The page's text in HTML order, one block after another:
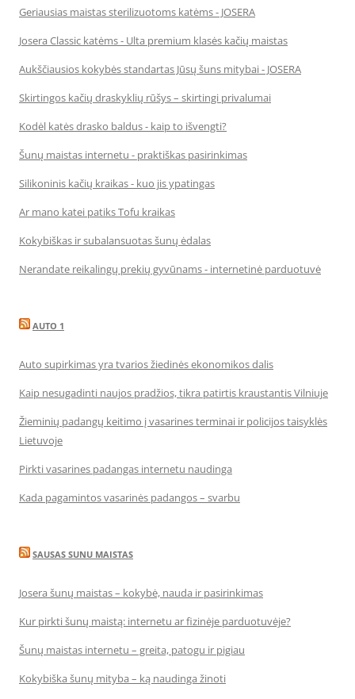
Geriausias maistas sterilizuotoms katėms - JOSERA
Josera Classic katėms - Ulta premium klasės kačių maistas
Aukščiausios kokybės standartas Jūsų šuns mitybai - JOSERA
Skirtingos kačių draskyklių rūšys – skirtingi privalumai
Kodėl katės drasko baldus - kaip to išvengti?
Šunų maistas internetu - praktiškas pasirinkimas
Silikoninis kačių kraikas - kuo jis ypatingas
Ar mano katei patiks Tofu kraikas
Kokybiškas ir subalansuotas šunų ėdalas
Nerandate reikalingų prekių gyvūnams - internetinė parduotuvė
AUTO 1
Auto supirkimas yra tvarios žiedinės ekonomikos dalis
Kaip nesugadinti naujos pradžios, tikra patirtis kraustantis Vilniuje
Žieminių padangų keitimo į vasarines terminai ir policijos taisyklės
Lietuvoje
Pirkti vasarines padangas internetu naudinga
Kada pagamintos vasarinės padangos – svarbu
SAUSAS SUNU MAISTAS
Josera šunų maistas – kokybė, nauda ir pasirinkimas
Kur pirkti šunų maistą: internetu ar fizinėje parduotuvėje?
Šunų maistas internetu – greita, patogu ir pigiau
Kokybiška šunų mityba – ką naudinga žinoti